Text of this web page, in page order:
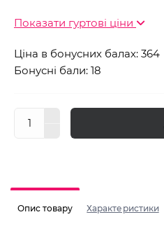
Показати гуртові ціни
Ціна в бонусних балах: 364
Бонусні бали: 18
Опис товару Характеристики